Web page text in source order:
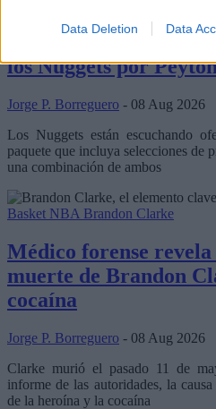
Data Deletion Data
Los Bucks dudan en
los Nuggets por
Jorge P. Borreguero - 08 Aug 2026
Los Nuggets están escuchando
paquete que incluya selecciones de
una combinación de ambos
Basket NBA Brandon Clarke
Médico forense revela
muerte de Brandon
cocaína
Jorge P. Borreguero - 08 Aug 2026
Clarke murió el pasado 11 de
informe de las autoridades, la
de la heroína y la cocaína